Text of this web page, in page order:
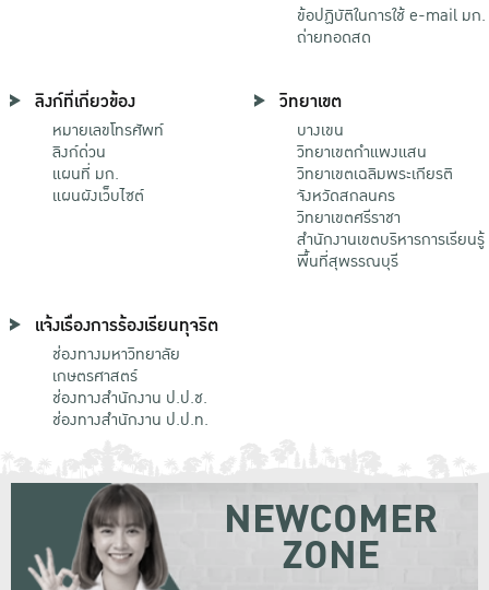
ข้อปฏิบัติในการใช้ e-mail มก.
ถ่ายทอดสด
ลิงก์ที่เกี่ยวข้อง
หมายเลขโทรศัพท์
ลิงก์ด่วน
แผนที่ มก.
แผนผังเว็บไซต์
วิทยาเขต
บางเขน
วิทยาเขตกําแพงแสน
วิทยาเขตเฉลิมพระเกียรติ
จังหวัดสกลนคร
วิทยาเขตศรีราชา
สำนักงานเขตบริหารการเรียนรู้
พื้นที่สุพรรณบุรี
แจ้งเรื่องการร้องเรียนทุจริต
ช่องทางมหาวิทยาลัย
เกษตรศาสตร์
ช่องทางสำนักงาน ป.ป.ช.
ช่องทางสำนักงาน ป.ป.ท.
NEWCOMER
ZONE